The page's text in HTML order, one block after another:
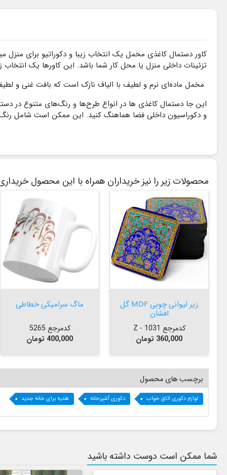
کاور دستمال کاغذی مخمل یک انتخاب زیبا و دکوراتیو برای
تزئینات داخلی منزل یا محل کار شما باشد. این کاورها یک
مخمل ماده‌ای نرم و لطیف با الیاف نازک است که بافت غنی و
این جا دستمال کاغذی ها در انواع طرح‌ها و رنگ‌های متنوع در
و دکوراسیون داخلی فضا هماهنگ کنید. این ممکن است شامل
محصولات زیر را نیز خریداران همراه با این محصول
زیر لیوانی چوبی MDF گل
افشان
کدمرجع 1031 - Z
قیمت
360,000 تومان
ماگ سرامیکی خطاطی
کدمرجع 5265
قیمت
400,000 تومان
برچسب های محصول
لوازم دکوری اتاق خواب دکوری آشپزخانه هدیه برای خانه جدید
شما ممکن است دوست داشته باشید